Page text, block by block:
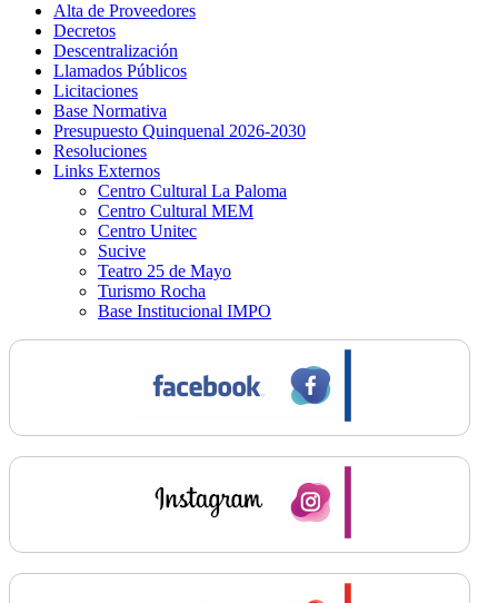
Alta de Proveedores
Decretos
Descentralización
Llamados Públicos
Licitaciones
Base Normativa
Presupuesto Quinquenal 2026-2030
Resoluciones
Links Externos
Centro Cultural La Paloma
Centro Cultural MEM
Centro Unitec
Sucive
Teatro 25 de Mayo
Turismo Rocha
Base Institucional IMPO